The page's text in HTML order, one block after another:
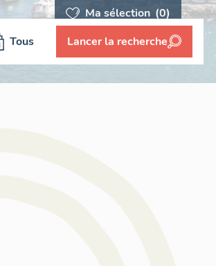
Ma sélection (0)
Tous Lancer la recherche